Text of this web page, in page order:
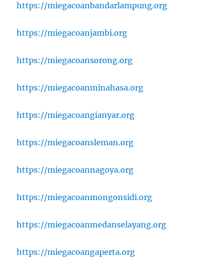
https://miegacoanbandarlampung.org
https://miegacoanjambi.org
https://miegacoansorong.org
https://miegacoanminahasa.org
https://miegacoangianyar.org
https://miegacoansleman.org
https://miegacoannagoya.org
https://miegacoanmongonsidi.org
https://miegacoanmedanselayang.org
https://miegacoangaperta.org